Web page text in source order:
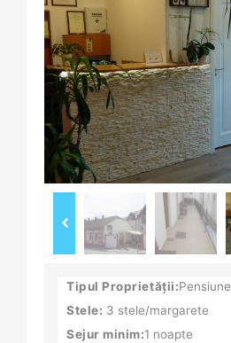
Tipul Proprietății:Pensiune
Stele: 3 stele/margarete
Sejur minim:1 noapte